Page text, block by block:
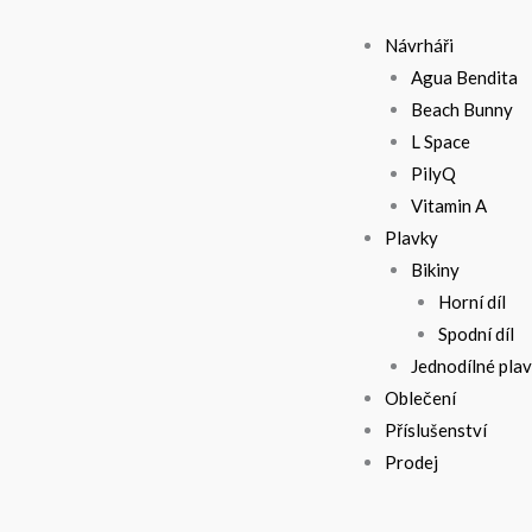
Návrháři
Agua Bendita
Beach Bunny
L Space
PilyQ
Vitamin A
Plavky
Bikiny
Horní díl
Spodní díl
Jednodílné
Oblečení
Příslušenství
Prodej